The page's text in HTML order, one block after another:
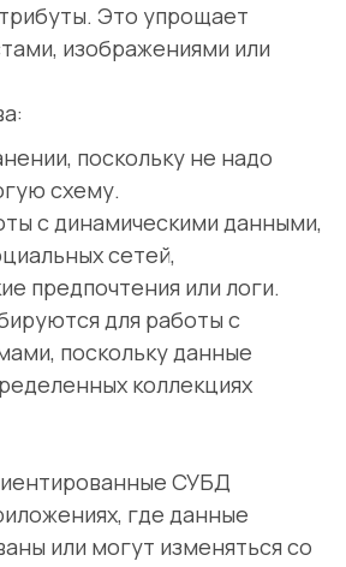
Это упрощает
изображениями или
поскольку не надо
схему.
с динамическими данными,
сетей,
предпочтения или логи.
для работы с
поскольку данные
коллекциях
СУБД
где данные
или могут изменяться со